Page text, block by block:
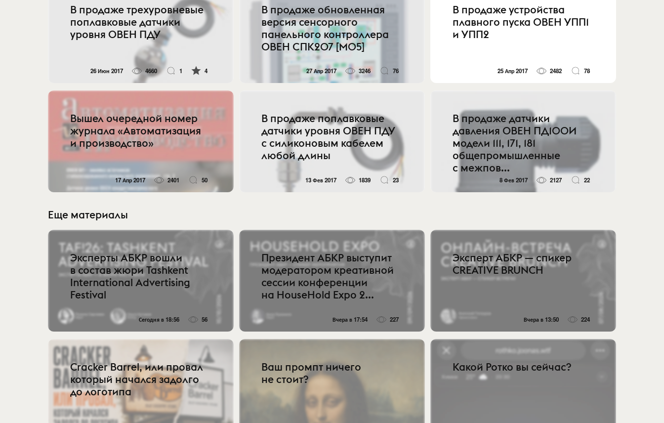
В продаже трехуровневые
поплавковые датчики
уровня ОВЕН ПДУ
26 Июн 2017 4660 1 4
В продаже обновленная
версия сенсорного
панельного контроллера
ОВЕН СПК207 [M05]
27 Апр 2017 3246 76
В продаже устройства
плавного пуска ОВЕН УПП1
и УПП2
25 Апр 2017 2482 78
Вышел очередной номер
журнала «Автоматизация
и производство»
17 Апр 2017 2401 50
В продаже поплавковые
датчики уровня ОВЕН ПДУ
с силиконовым кабелем
любой длины
13 Фев 2017 1839 23
В продаже датчики
давления ОВЕН ПД100И
модели 111, 171, 181
общепромышленные
с межпов...
8 Фев 2017 2127 22
Еще материалы
Эксперты АБКР вошли
в состав жюри Tashkent
International Advertising
Festival
Сегодня в 18:56 56
Президент АБКР выступит
модератором креативной
сессии конференции
на HouseHold Expo 2...
Вчера в 17:54 227
Эксперт АБКР — спикер
CREATIVE BRUNCH
Вчера в 13:50 224
Cracker Barrel, или провал
который начался задолго
до логотипа
Ваш промпт ничего
не стоит?
Какой Ротко вы сейчас?